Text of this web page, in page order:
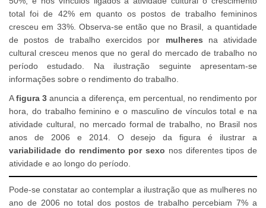
total foi de 42% em quanto os postos de trabalho femininos
cresceu em 33%. Observa-se então que no Brasil, a quantidade
de postos de trabalho exercidos por mulheres na atividade
cultural cresceu menos que no geral do mercado de trabalho no
período estudado. Na ilustração seguinte apresentam-se
informações sobre o rendimento do trabalho.
Afigura 3 anuncia a diferença, em percentual, no rendimento por
hora, do trabalho feminino e o masculino de vínculos total e na
atividade cultural, no mercado formal de trabalho, no Brasil nos
anos de 2006 e 2014. O desejo da figura é ilustrar a
variabilidade do rendimento por sexo nos diferentes tipos de
atividade e ao longo do período.
Pode-se constatar ao contemplar a ilustração que as mulheres no
ano de 2006 no total dos postos de trabalho percebiam 7% a